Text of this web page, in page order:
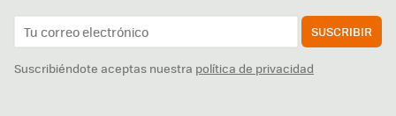
SUSCRIBIR
Suscribiéndote aceptas nuestra política de privacidad